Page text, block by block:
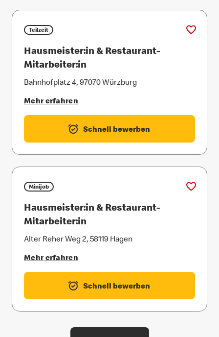
Teilzeit
Hausmeister:in & Restaurant-
Mitarbeiter:in
Bahnhofplatz 4, 97070 Würzburg
Mehr erfahren
Schnell bewerben
Minijob
Hausmeister:in & Restaurant-
Mitarbeiter:in
Alter Reher Weg 2, 58119 Hagen
Mehr erfahren
Schnell bewerben